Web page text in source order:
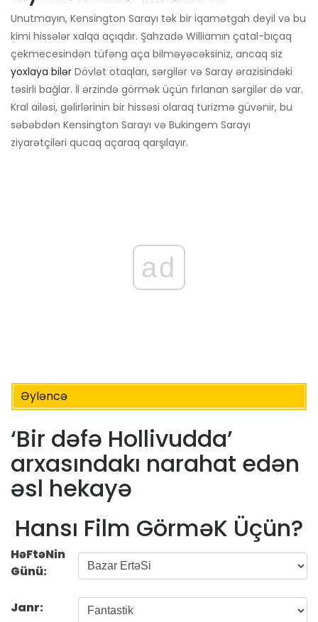
Unutmayın, Kensington Sarayı tək bir iqamətgah deyil və bu
kimi hissələr xalqa açıqdır. Şahzadə Williamın çatal-bıçaq
çekmecesindən tüfəng aça bilməyəcəksiniz, ancaq siz
yoxlaya bilər Dövlət otaqları, sərgilər və Saray ərazisindəki
təsirli bağlar. İl ərzində görmək üçün fırlanan sərgilər də var.
Kral ailəsi, gəlirlərinin bir hissəsi olaraq turizmə güvənir, bu
səbəbdən Kensington Sarayı və Bukingem Sarayı
ziyarətçiləri qucaq açaraq qarşılayır.
ad
Əyləncə
‘Bir dəfə Hollivudda’
arxasındakı narahat edən
əsl hekayə
Hansı Film GörməK Üçün?
HəFtəNin
Günü:
Janr: